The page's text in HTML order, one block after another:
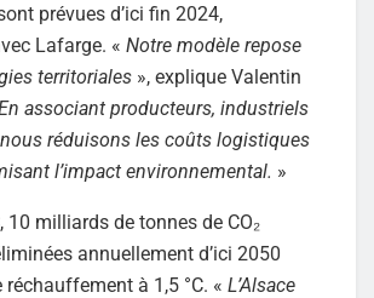
prévues d’ici fin 2024,
Lafarge. « Notre modèle repose
territoriales », explique Valentin
associant producteurs, industriels
réduisons les coûts logistiques
l’impact environnemental. »
10 milliards de tonnes de CO₂
annuellement d’ici 2050
à 1,5 °C. « L’Alsace